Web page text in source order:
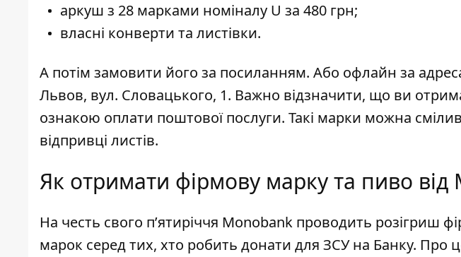
аркуш з 28 марками номіналу U за 480 грн;
власні конверти та листівки.
А потім замовити його за посиланням. Або офлайн за
Львов, вул. Словацького, 1. Важно відзначити, що ви
ознакою оплати поштової послуги. Такі марки можна
відпривці листів.
Як отримати фірмову марку та пиво
На честь свого п’ятиріччя Monobank проводить розігриш
марок серед тих, хто робить донати для ЗСУ на Банку. Про